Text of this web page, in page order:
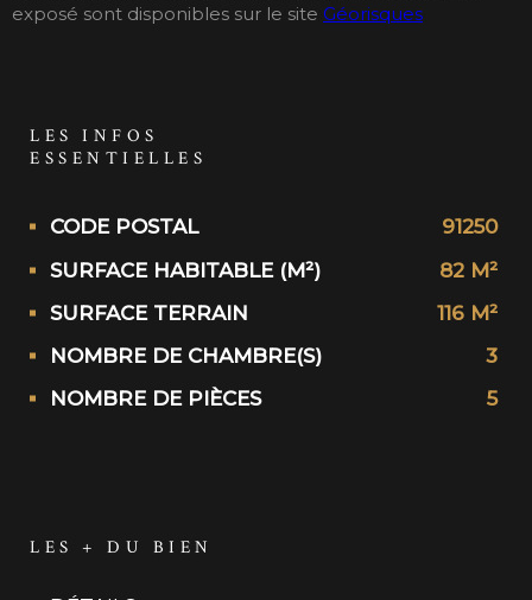
exposé sont disponibles sur le site Géorisques
LES INFOS
ESSENTIELLES
Caractérisque Valeurs
CODE POSTAL
91250
SURFACE HABITABLE (M²)
82 M²
SURFACE TERRAIN
116 M²
NOMBRE DE CHAMBRE(S)
3
NOMBRE DE PIÈCES
5
LES + DU BIEN